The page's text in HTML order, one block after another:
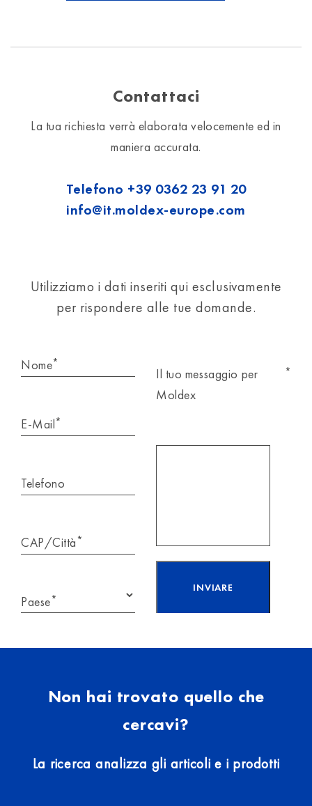
Contattaci
La tua richiesta verrà elaborata velocemente ed in
maniera accurata.
Telefono +39 0362 23 91 20
info@it.moldex-europe.com
Utilizziamo i dati inseriti qui esclusivamente
per rispondere alle tue domande.
Nome*
E-Mail*
Telefono
CAP/Città*
Paese*
Il tuo messaggio per
Moldex
*
Ho letto e accetto
protezione
dei dati.
Non hai trovato quello che
cercavi?
La ricerca analizza gli articoli e i prodotti